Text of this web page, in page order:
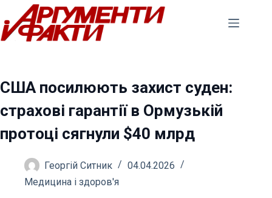
Перейти
до
вмісту
США посилюють захист суден:
страхові гарантії в Ормузькій
протоці сягнули $40 млрд
Георгій Ситник
04.04.2026
Медицина і здоров'я